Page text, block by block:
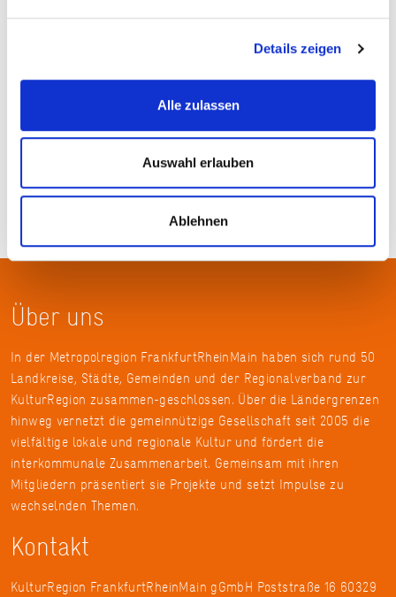
Details zeigen
Alle zulassen
Auswahl erlauben
Ablehnen
Dauerausstellung Museum Walldorf © Museen Mörfelden-Walldorf
Über uns
In der Metropolregion FrankfurtRheinMain haben sich rund 50
Landkreise, Städte, Gemeinden und der Regionalverband zur
KulturRegion zusammen-geschlossen. Über die Ländergrenzen
hinweg vernetzt die gemeinnützige Gesellschaft seit 2005 die
vielfältige lokale und regionale Kultur und fördert die
interkommunale Zusammenarbeit. Gemeinsam mit ihren
Mitgliedern präsentiert sie Projekte und setzt Impulse zu
wechselnden Themen.
Kontakt
KulturRegion FrankfurtRheinMain gGmbH Poststraße 16 60329